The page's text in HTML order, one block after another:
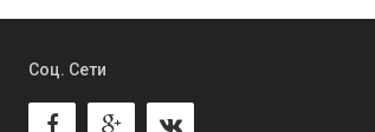
Соц. Сети